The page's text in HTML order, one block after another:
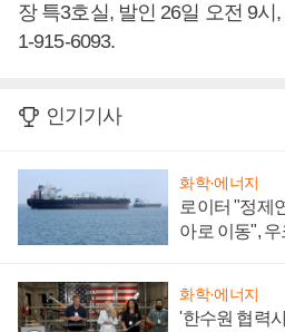
장 특3호실, 발인 26일 오전 9시
1-915-6093.
인기기사
화학·에너지
로이터 "정제
아로 이동",
화학·에너지
'한수원 협력